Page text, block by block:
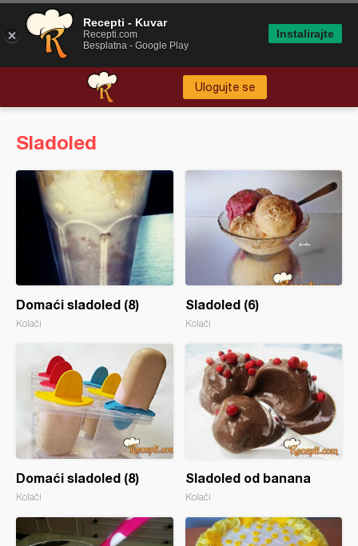
Ulogujte se
Sladoled
Domaći sladoled (8)
Kolači
Sladoled (6)
Kolači
Domaći sladoled (8)
Kolači
Sladoled od banana
Kolači
Recepti - Kuvar
Recepti.com
Besplatna - Google Play
Instalirajte